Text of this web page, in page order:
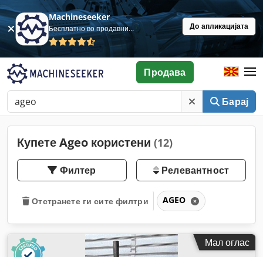
Machineseeker
Бесплатно во продавница До апликацијата
Барај
Продава
Купете Ageo користени (12)
Филтер Релевантност
Отстранете ги сите филтри AGEO
Мал оглас